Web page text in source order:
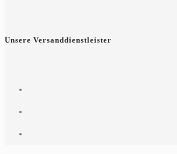
Unsere Versanddienstleister